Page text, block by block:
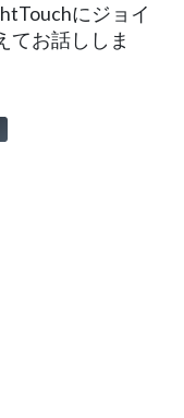
にジョイ
てお話ししま